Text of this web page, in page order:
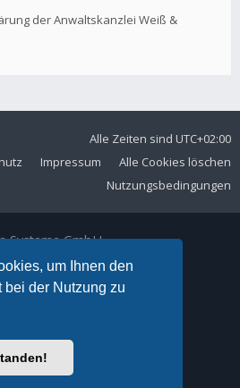
um Ihnen den
bei der Nutzung zu
der Anwaltskanzlei Weiß &
Alle Zeiten sind UTC+02:00
Alle Cookies löschen
Impressum
Nutzungsbedingungen
Systeme GmbH
Straße 102
Remscheid
+49 2191 59897 61
Theme by